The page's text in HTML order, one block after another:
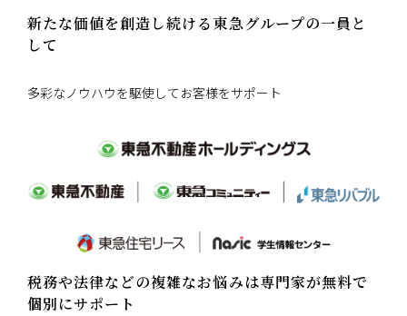
新たな価値を創造し続ける東急グループの一員と
して
多彩なノウハウを駆使してお客様をサポート
税務や法律などの複雑なお悩みは専門家が無料で
個別にサポート